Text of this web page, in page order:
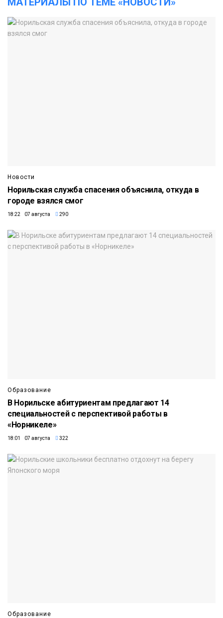
Новости
Норильская служба спасения объяснила, откуда в
городе взялся смог
18:22 07 августа 290
Образование
В Норильске абитуриентам предлагают 14
специальностей с перспективой работы в
«Норникеле»
18:01 07 августа 322
Образование